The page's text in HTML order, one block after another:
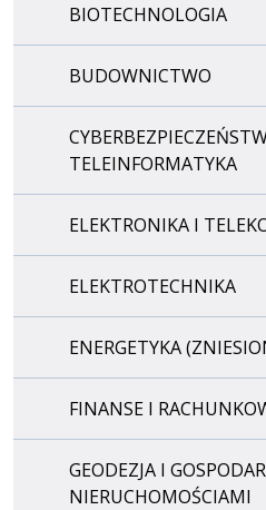
BIOTECHNOLOGIA
BUDOWNICTWO
TELEINFORMATYKA
ELEKTRONIKA I
ELEKTROTECHNIKA
ENERGETYKA
FINANSE I
GEODEZJA I
NIERUCHOMOŚCIAMI